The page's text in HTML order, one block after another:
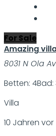
For Sale
Amazing
8031 N Ola
Betten: 4Bad:
Villa
10 Jahren vor